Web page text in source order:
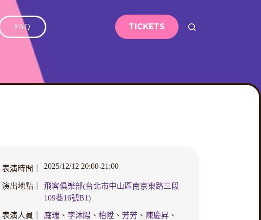
FAQ TICKETS
表演時間｜ 2025/12/12 20:00-21:00
演出地點｜
飛客俱樂部(台北市中山區南京東路三段
109巷16號B1)
表演人員｜ 庭瑞、 李沐陽、 柏陞、 芳芳、 陳慶昇、